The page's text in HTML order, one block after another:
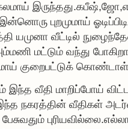
இன்னொரு புறமுமாய்
யமுனா வீட்டில்
மட்டும் வந்து
குறைபட்டுக்
வீதி மாறிப்போய்
நகரத்தின் வீதிகள்